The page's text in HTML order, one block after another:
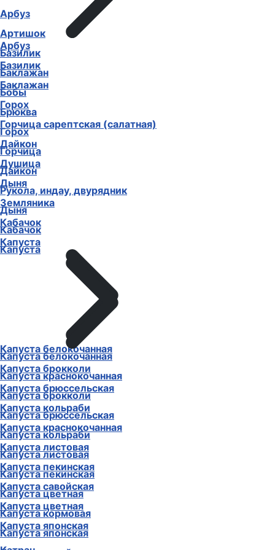
Арбуз
Базилик
Баклажан
Горох
Горчица сарептская (салатная)
Дайкон
Душица
Дыня
Земляника
Кабачок
Капуста
Капуста белокочанная
Капуста брокколи
Капуста брюссельская
Капуста кольраби
Капуста краснокочанная
Капуста листовая
Капуста пекинская
Капуста савойская
Капуста цветная
Капуста японская
Арбуз
Артишок
Базилик
Баклажан
Бобы
Брюква
Горох
Горчица
Дайкон
Рукола, индау, двурядник
Дыня
Кабачок
Капуста
Капуста белокочанная
Капуста краснокочанная
Капуста брокколи
Капуста брюссельская
Капуста кольраби
Капуста листовая
Капуста пекинская
Капуста цветная
Капуста кормовая
Капуста японская